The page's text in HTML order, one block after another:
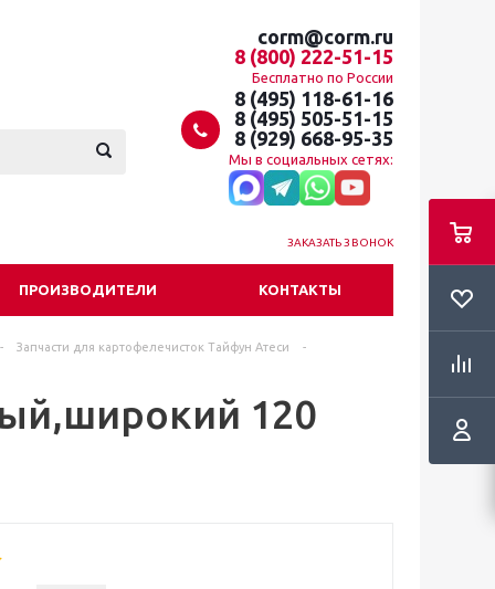
corm@corm.ru
8 (800) 222-51-15
Бесплатно по России
8 (495) 118-61-16
8 (495) 505-51-15
8 (929) 668-95-35
Мы в социальных сетях:
ЗАКАЗАТЬ ЗВОНОК
ПРОИЗВОДИТЕЛИ КОНТАКТЫ
- Запчасти для картофелечисток Тайфун Атеси
-
120